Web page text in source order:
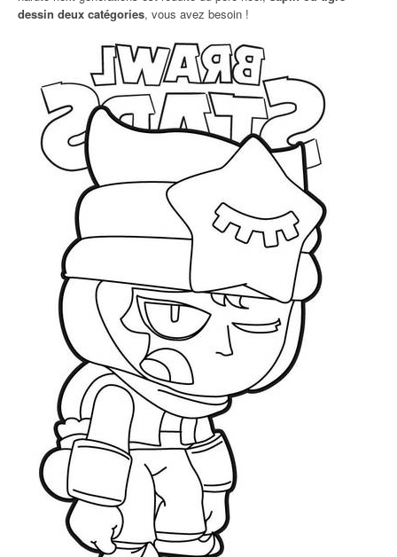
dessin deux catégories, vous avez besoin !